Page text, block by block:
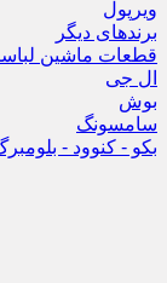
ویرپول
برندهای دیگر
قطعات ماشین
ال جی
بوش
سامسونگ
بکو - کنوود -